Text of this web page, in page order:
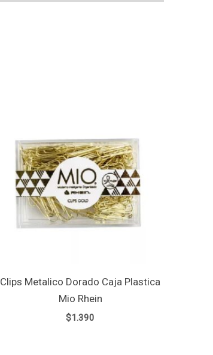
Clips Metalico Dorado Caja Plastica
Mio Rhein
$1.390